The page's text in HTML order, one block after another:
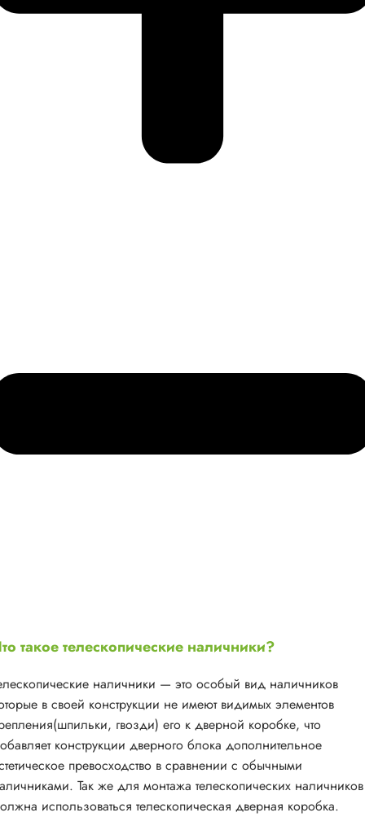
такое телескопические наличники?
наличники — это особый вид наличников
в своей конструкции не имеют видимых элементов
гвозди) его к дверной коробке, что
конструкции дверного блока дополнительное
превосходство в сравнении с обычными
Так же для монтажа телескопических наличников
использоваться телескопическая дверная коробка.